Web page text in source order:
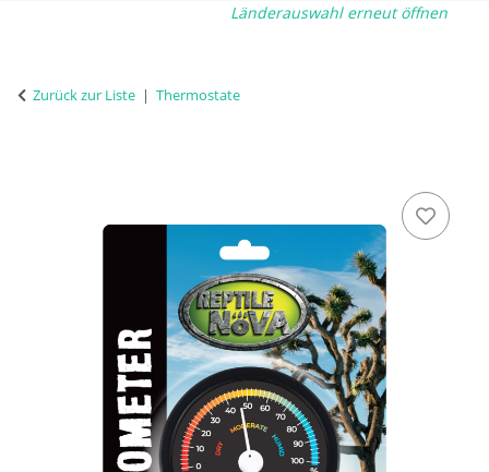
Länderauswahl erneut öffnen
Zurück zur Liste Thermostate